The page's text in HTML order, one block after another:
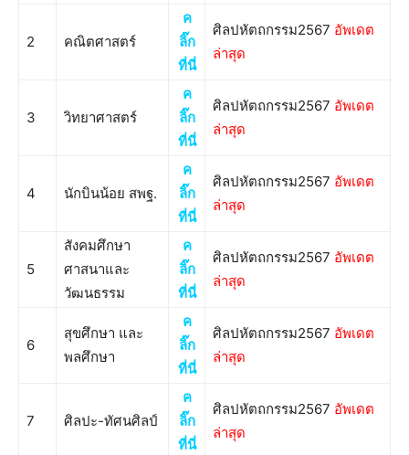
2 คณิตศาสตร์
ค
ลิ๊ก
ที่นี่
ศิลปหัตถกรรม2567 อัพเดต
ล่าสุด
3 วิทยาศาสตร์
ค
ลิ๊ก
ที่นี่
ศิลปหัตถกรรม2567 อัพเดต
ล่าสุด
4 นักบินน้อย สพฐ.
ค
ลิ๊ก
ที่นี่
ศิลปหัตถกรรม2567 อัพเดต
ล่าสุด
5
สังคมศึกษา
ศาสนาและ
วัฒนธรรม
ค
ลิ๊ก
ที่นี่
ศิลปหัตถกรรม2567 อัพเดต
ล่าสุด
6
สุขศึกษา และ
พลศึกษา
ค
ลิ๊ก
ที่นี่
ศิลปหัตถกรรม2567 อัพเดต
ล่าสุด
7 ศิลปะ-ทัศนศิลป์
ค
ลิ๊ก
ที่นี่
ศิลปหัตถกรรม2567 อัพเดต
ล่าสุด